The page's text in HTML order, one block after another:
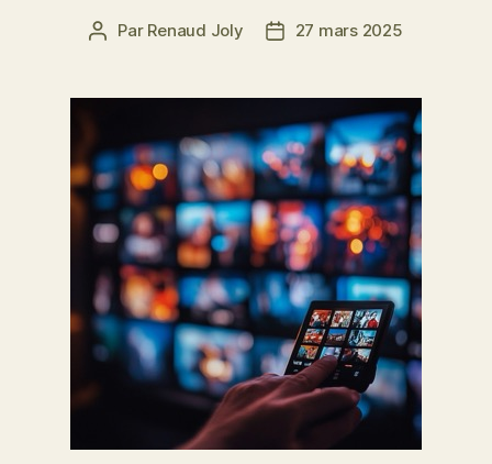
Auteur
Par Renaud Joly
Date27 mars 2025